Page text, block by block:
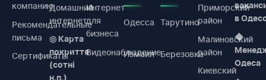
компанию
Рекомендательные
письма
Сертификаты
Домашний
интернет
◎ Карта
покриття
(сотні
н.п.)
Интернет
для
бизнеса
Видеонаблюдение
Одесса
Измаил
Тарутино
Березовка
Приморский
район
Малиновский
район
Киевский
в
◆
Одеса